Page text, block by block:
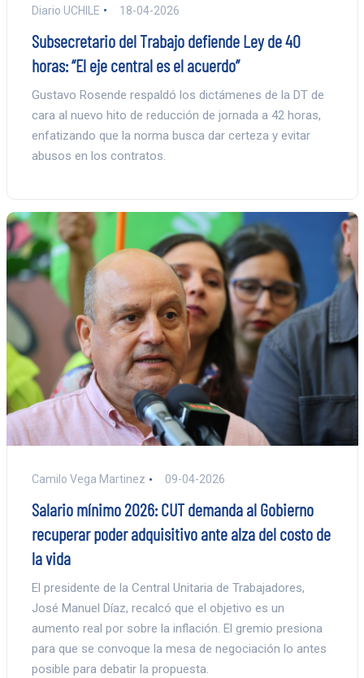
Diario UCHILE 18-04-2026
Subsecretario del Trabajo defiende Ley de 40
horas: “El eje central es el acuerdo”
Gustavo Rosende respaldó los dictámenes de la DT de
cara al nuevo hito de reducción de jornada a 42 horas,
enfatizando que la norma busca dar certeza y evitar
abusos en los contratos.
Camilo Vega Martinez 09-04-2026
Salario mínimo 2026: CUT demanda al Gobierno
recuperar poder adquisitivo ante alza del costo de
la vida
El presidente de la Central Unitaria de Trabajadores,
José Manuel Díaz, recalcó que el objetivo es un
aumento real por sobre la inflación. El gremio presiona
para que se convoque la mesa de negociación lo antes
posible para debatir la propuesta.